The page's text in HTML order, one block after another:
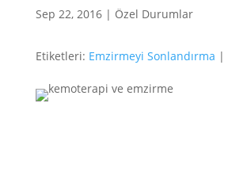
AŞMAK
DÖNEMLERİ
Sep 22, 2016| Özel Durumlar
Etiketleri: Emzirmeyi Sonlandırma |